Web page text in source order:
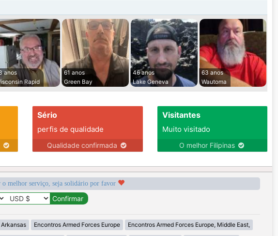
anos
Rapid
61 anos
Green Bay
46 anos
Lake Geneva
63 anos
Wautoma
Sério
perfis de qualidade
Qualidade confirmada
Visitantes
Muito visitado
O melhor Filipinas
o melhor serviço, seja solidário por favor
Encontros Armed Forces Europe Encontros Armed Forces Europe, Middle East,